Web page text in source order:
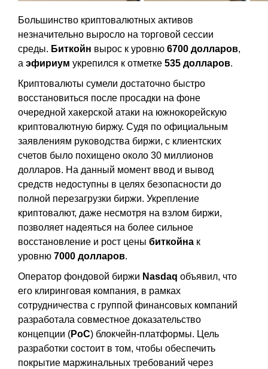
Большинство криптовалютных активов
незначительно выросло на торговой сессии
среды. Биткойн вырос к уровню 6700 долларов,
а эфириум укрепился к отметке 535 долларов.
Криптовалюты сумели достаточно быстро
восстановиться после просадки на фоне
очередной хакерской атаки на южнокорейскую
криптовалютную биржу. Судя по официальным
заявлениям руководства биржи, с клиентских
счетов было похищено около 30 миллионов
долларов. На данный момент ввод и вывод
средств недоступны в целях безопасности до
полной перезагрузки биржи. Укрепление
криптовалют, даже несмотря на взлом биржи,
позволяет надеяться на более сильное
восстановление и рост цены биткойна к
уровню 7000 долларов.
Оператор фондовой биржи Nasdaq объявил, что
его клиринговая компания, в рамках
сотрудничества с группой финансовых компаний
разработала совместное доказательство
концепции (PoC) блокчейн-платформы. Цель
разработки состоит в том, чтобы обеспечить
покрытие маржинальных требований через